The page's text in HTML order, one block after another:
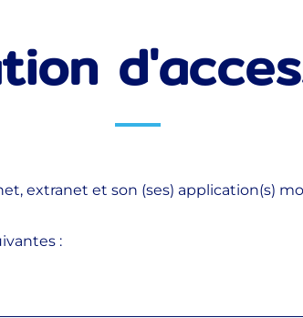
extranet et son (ses) application(s)
: